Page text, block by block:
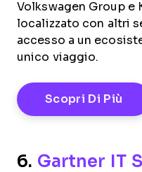
Volkswagen Group e
localizzato con altri
accesso a un
unico viaggio.
Scopri Di Più
6. Gartner IT